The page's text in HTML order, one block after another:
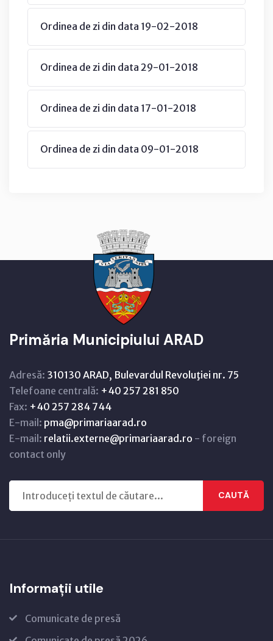
Ordinea de zi din data 19-02-2018
Ordinea de zi din data 29-01-2018
Ordinea de zi din data 17-01-2018
Ordinea de zi din data 09-01-2018
Primăria Municipiului ARAD
Adresă: 310130 ARAD, Bulevardul Revoluţiei nr. 75
Telefoane centrală: +40 257 281 850
Fax: +40 257 284 744
E-mail: pma@primariaarad.ro
E-mail: relatii.externe@primariaarad.ro - foreign
contact only
CAUTĂ
Informații utile
Comunicate de presă